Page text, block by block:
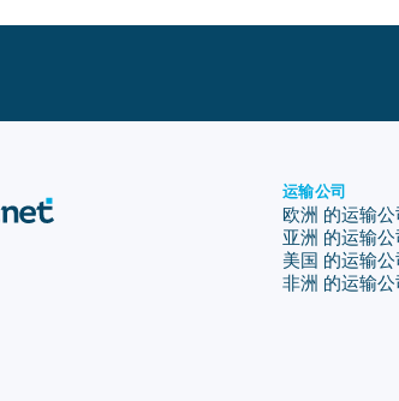
运输公司
欧洲 的运输公
亚洲 的运输公
美国 的运输公
非洲 的运输公